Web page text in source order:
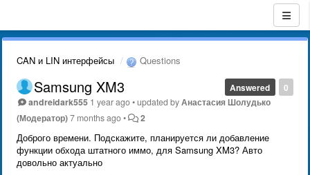
CAN и LIN интерфейсы Questions
0
Answered
Samsung XM3
andreidark555 1 year ago•updated byАнастасия Шолудько
(Модератор)7 months ago• 2
Доброго времени. Подскажите, планируется ли добавление
функции обхода штатного иммо, для Samsung XM3? Авто
довольно актуально